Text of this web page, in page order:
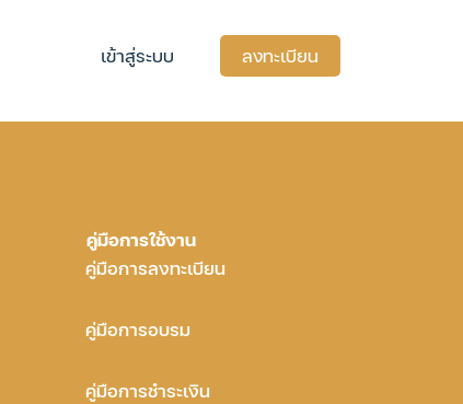
เข้าสู่ระบบ ลงทะเบียน
คู่มือการใช้งาน
คู่มือการลงทะเบียน
คู่มือการอบรม
คู่มือการชำระเงิน